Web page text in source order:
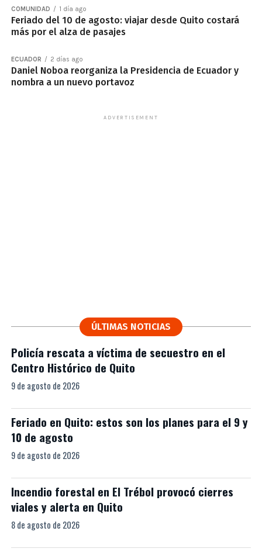
COMUNIDAD 1 día ago
Feriado del 10 de agosto: viajar desde Quito costará
más por el alza de pasajes
ECUADOR 2 días ago
Daniel Noboa reorganiza la Presidencia de Ecuador y
nombra a un nuevo portavoz
ADVERTISEMENT
ÚLTIMAS NOTICIAS
Policía rescata a víctima de secuestro en el
Centro Histórico de Quito
9 de agosto de 2026
Feriado en Quito: estos son los planes para el 9 y
10 de agosto
9 de agosto de 2026
Incendio forestal en El Trébol provocó cierres
viales y alerta en Quito
8 de agosto de 2026